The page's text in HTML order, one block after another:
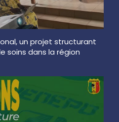
un projet structurant
soins dans la région